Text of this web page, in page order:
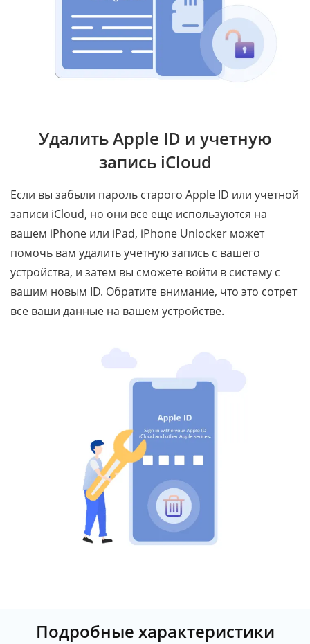
Удалить Apple ID и учетную
запись iCloud
Если вы забыли пароль старого Apple ID или учетной
записи iCloud, но они все еще используются на
вашем iPhone или iPad, iPhone Unlocker может
помочь вам удалить учетную запись с вашего
устройства, и затем вы сможете войти в систему с
вашим новым ID. Обратите внимание, что это сотрет
все ваши данные на вашем устройстве.
Подробные характеристики